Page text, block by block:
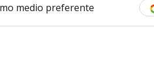
medio preferente